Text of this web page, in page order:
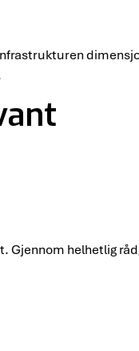
Gjennom helhetlig